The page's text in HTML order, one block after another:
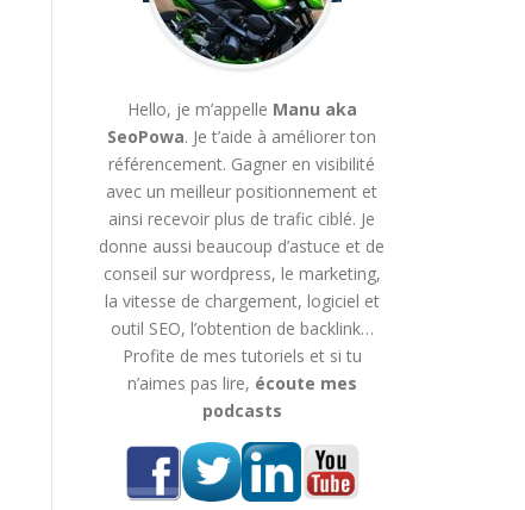
Hello, je m’appelle Manu aka
SeoPowa. Je t’aide à améliorer ton
référencement. Gagner en visibilité
avec un meilleur positionnement et
ainsi recevoir plus de trafic ciblé. Je
donne aussi beaucoup d’astuce et de
conseil sur wordpress, le marketing,
la vitesse de chargement, logiciel et
outil SEO, l’obtention de backlink…
Profite de mes tutoriels et si tu
n’aimes pas lire, écoute mes
podcasts